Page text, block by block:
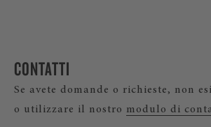
CONTATTI
Se avete domande o richieste, non
o utilizzare il nostro modulo di